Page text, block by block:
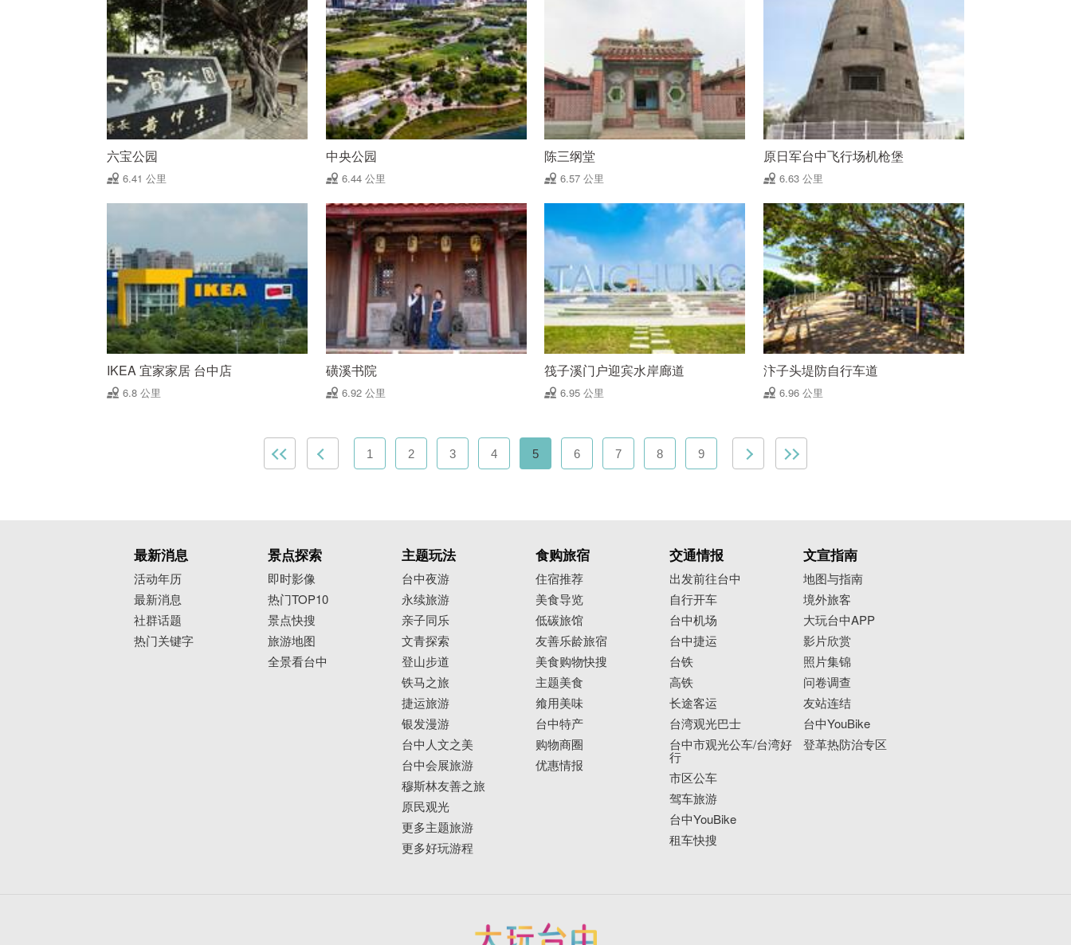
六宝公园
6.41 公里
中央公园
6.44 公里
陈三纲堂
6.57 公里
原日军台中飞行场机枪堡
6.63 公里
IKEA 宜家家居 台中店
6.8 公里
磺溪书院
6.92 公里
筏子溪门户迎宾水岸廊道
6.95 公里
汴子头堤防自行车道
6.96 公里
1 2 3 4 5 6 7 8 9
最新消息
活动年历
最新消息
社群话题
热门关键字
景点探索
即时影像
热门TOP10
景点快搜
旅游地图
全景看台中
主题玩法
台中夜游
永续旅游
亲子同乐
文青探索
登山步道
铁马之旅
捷运旅游
银发漫游
台中人文之美
台中会展旅游
穆斯林友善之旅
原民观光
更多主题旅游
更多好玩游程
食购旅宿
住宿推荐
美食导览
低碳旅馆
友善乐龄旅宿
美食购物快搜
主题美食
飨用美味
台中特产
购物商圈
优惠情报
交通情报
出发前往台中
自行开车
台中机场
台中捷运
台铁
高铁
长途客运
台湾观光巴士
台中市观光公车/台湾好
行
市区公车
驾车旅游
台中YouBike
租车快搜
文宣指南
地图与指南
境外旅客
大玩台中APP
影片欣赏
照片集锦
问卷调查
友站连结
台中YouBike
登革热防治专区